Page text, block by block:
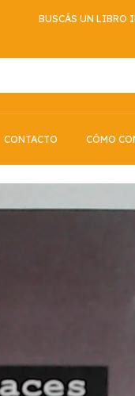
BUSCÁS UN LIBRO
CONTACTO CÓMO